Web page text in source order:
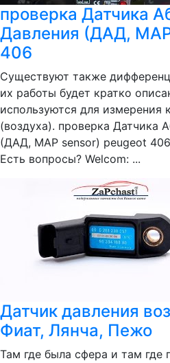
проверка Датчика
Давления (ДАД,
406
Существуют также
их работы будет кратко
используются для измерения
(воздуха). проверка Датчика
(ДАД, MAP sensor) peugeot
Есть вопросы? Welcom: ...
Датчик давления
Фиат, Лянча, Пежо
Там где была сфера и там где